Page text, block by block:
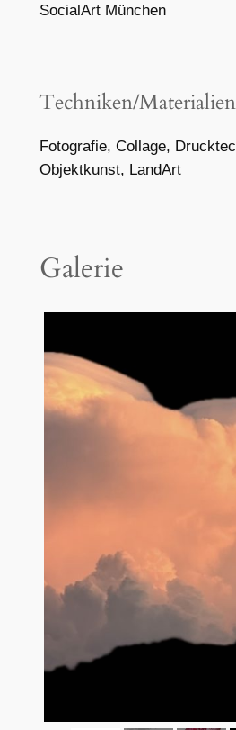
SocialArt München
Techniken/Materialien
Fotografie, Collage,
Objektkunst, LandArt
Galerie